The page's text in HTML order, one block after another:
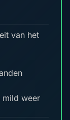
van het
mild weer